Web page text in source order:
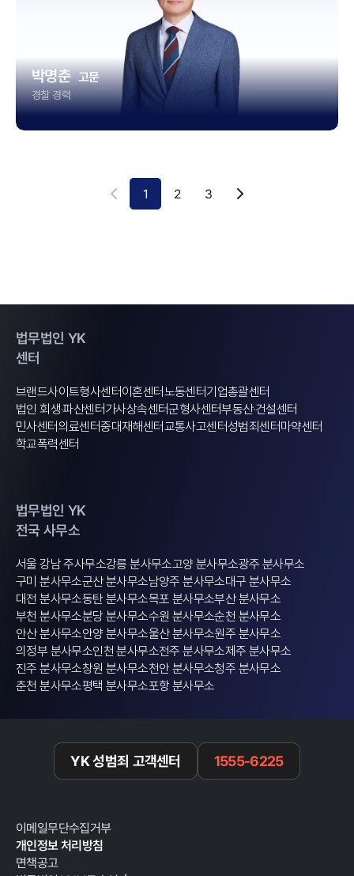
박명춘 고문
경찰 경력
1 2 3
법무법인 YK
센터
브랜드사이트형사센터이혼센터노동센터기업총괄센터
법인 회생·파산센터가사상속센터군형사센터부동산·건설센터
민사센터의료센터중대재해센터교통사고센터성범죄센터마약센터
학교폭력센터
법무법인 YK
전국 사무소
서울 강남 주사무소강릉 분사무소고양 분사무소광주 분사무소
구미 분사무소군산 분사무소남양주 분사무소대구 분사무소
대전 분사무소동탄 분사무소목포 분사무소부산 분사무소
부천 분사무소분당 분사무소수원 분사무소순천 분사무소
안산 분사무소안양 분사무소울산 분사무소원주 분사무소
의정부 분사무소인천 분사무소전주 분사무소제주 분사무소
진주 분사무소창원 분사무소천안 분사무소청주 분사무소
춘천 분사무소평택 분사무소포항 분사무소
YK 성범죄 고객센터 1555-6225
이메일무단수집거부
개인정보 처리방침
면책공고